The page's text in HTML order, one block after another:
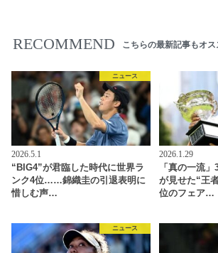
RECOMMEND こちらの最新記事もオス
ニュース
2026.5.1
“BIG4”が君臨した時代に世界ラ
ンク4位……錦織圭の引退表明に
惜しむ声…
2026.1.29
「真の一流
が見せた“王
位のフェア…
ニュース